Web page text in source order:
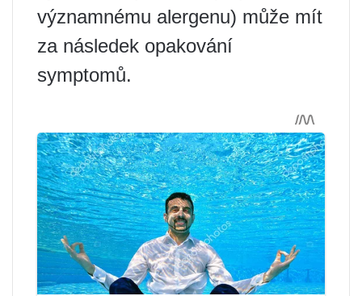
významnému alergenu) může mít
za následek opakování
symptomů.